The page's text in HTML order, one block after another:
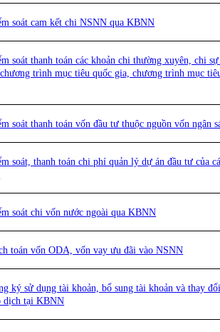
soát cam kết chi NSNN qua KBNN
soát thanh toán các khoản chi thường xuyên, chi
trình mục tiêu quốc gia, chương trình mục
soát thanh toán vốn đầu tư thuộc nguồn vốn ngân
soát, thanh toán chi phí quản lý dự án đầu tư của
soát chi vốn nước ngoài qua KBNN
toán vốn ODA, vốn vay ưu đãi vào NSNN
ký sử dụng tài khoản, bổ sung tài khoản và thay
dịch tại KBNN